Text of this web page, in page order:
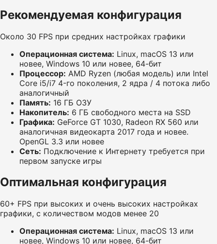
Рекомендуемая конфигурация
Около 30 FPS при средних настройках графики
Операционная система: Linux, macOS 13 или
новее, Windows 10 или новее, 64-бит
Процессор: AMD Ryzen (любая модель) или Intel
Core i5/i7 4-го поколения, 2 ядра / 4 потока либо
аналогичный
Память: 16 ГБ ОЗУ
Накопитель: 6 ГБ свободного места на SSD
Графика: GeForce GT 1030, Radeon RX 560 или
аналогичная видеокарта 2017 года и новее.
OpenGL 3.3 или новее
Сеть: Подключение к Интернету требуется при
первом запуске игры
Оптимальная конфигурация
60+ FPS при высоких и очень высоких настройках
графики, с количеством модов менее 20
Операционная система: Linux, macOS 13 или
новее, Windows 10 или новее, 64-бит